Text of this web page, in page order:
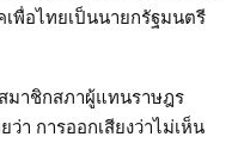
พื่อไทยเป็นนายกรัฐมนตรี
มาชิกสภาผู้แทนราษฎร
า การออกเสียงว่าไม่เห็น